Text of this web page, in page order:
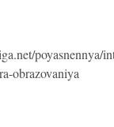
poyasnennya/
obrazovaniya